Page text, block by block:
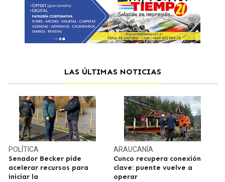
LAS ÚLTIMAS NOTICIAS
POLÍTICA
Senador Becker pide
acelerar recursos para
iniciar la
ARAUCANÍA
Cunco recupera conexión
clave: puente vuelve a
operar